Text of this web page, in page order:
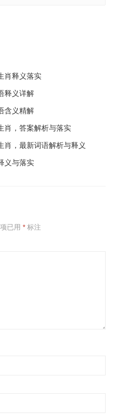
肖释义落实
释义详解
含义精解
肖，答案解析与落实
肖，最新词语解析与释义
义与落实
已用 *标注